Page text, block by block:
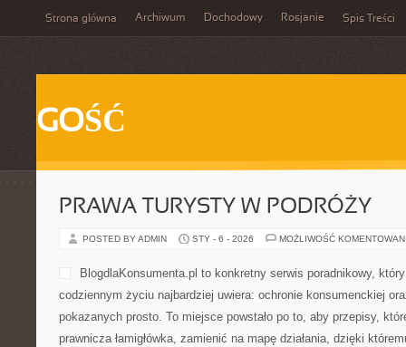
Strona główna Archiwum Dochodowy Rosjanie Spis Treści
GOŚĆ
PRAWA TURYSTY W PODRÓŻY
POSTED BY ADMIN STY - 6 - 2026 MOŻLIWOŚĆ
BlogdlaKonsumenta.pl to konkretny serwis poradnikowy,
codziennym życiu najbardziej uwiera: ochronie konsumenckiej
pokazanych prosto. To miejsce powstało po to, aby przepisy,
prawnicza łamigłówka, zamienić na mapę działania, dzięki